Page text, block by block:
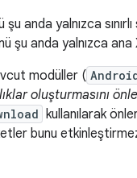
anda yalnızca
şu anda yalnızca
modüller (
oluşturmasını
kullanılarak
bunu